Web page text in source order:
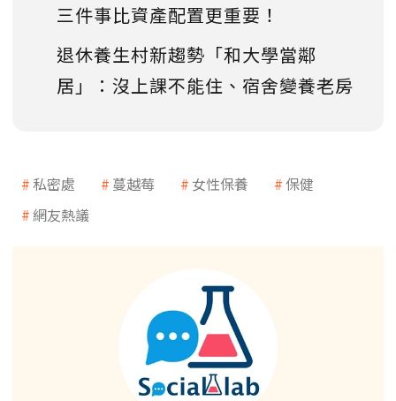
三件事比資產配置更重要！
退休養生村新趨勢「和大學當鄰
居」：沒上課不能住、宿舍變養老房
私密處 蔓越莓 女性保養
保健
網友熱議